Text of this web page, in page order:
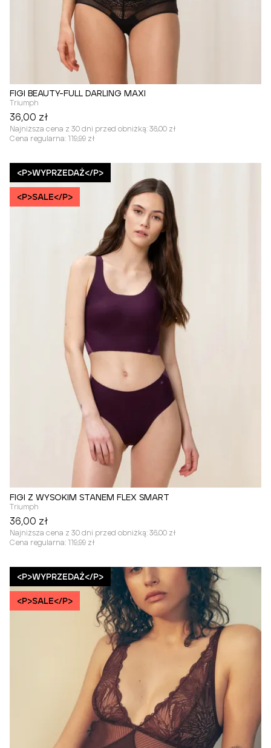
FIGI BEAUTY-FULL DARLING MAXI
Triumph
36,00 zł
Najniższa cena z 30 dni przed obniżką: 36,00 zł
Cena regularna: 119,99 zł
<P>WYPRZEDAŻ</P>
<P>SALE</P>
FIGI Z WYSOKIM STANEM FLEX SMART
Triumph
36,00 zł
Najniższa cena z 30 dni przed obniżką: 36,00 zł
Cena regularna: 119,99 zł
<P>WYPRZEDAŻ</P>
<P>SALE</P>